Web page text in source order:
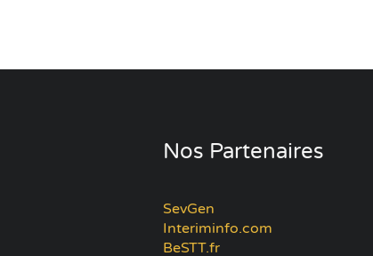
Nos Partenaires
SevGen
Interiminfo.com
BeSTT.fr